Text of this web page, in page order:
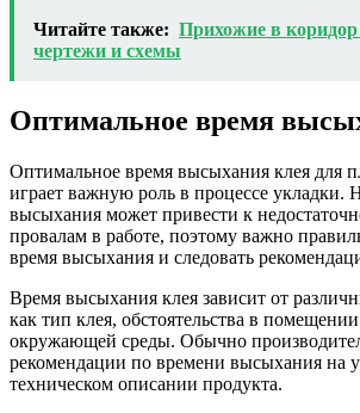
Читайте также: Прихожие в
чертежи и схемы
Оптимальное время
Оптимальное время высыхания клея для
играет важную роль в процессе укладки.
высыхания может привести к
провалам в работе, поэтому важно
время высыхания и следовать
Время высыхания клея зависит от
как тип клея, обстоятельства в
окружающей среды. Обычно
рекомендации по времени высыхания на
техническом описании продукта.